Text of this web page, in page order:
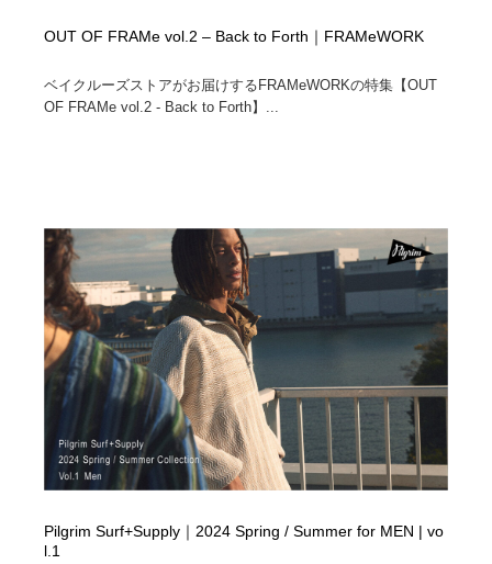
OUT OF FRAMe vol.2 – Back to Forth｜FRAMeWORK
ベイクルーズストアがお届けするFRAMeWORKの特集【OUT
OF FRAMe vol.2 - Back to Forth】...
Pilgrim Surf+Supply｜2024 Spring / Summer for MEN | vo
l.1